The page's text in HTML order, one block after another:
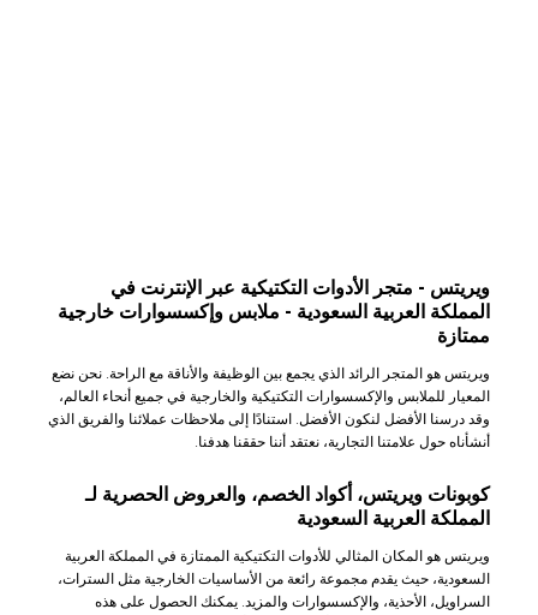
ويريتس - متجر الأدوات التكتيكية عبر الإنترنت في
المملكة العربية السعودية - ملابس وإكسسوارات خارجية
ممتازة
ويريتس هو المتجر الرائد الذي يجمع بين الوظيفة والأناقة مع الراحة. نحن نضع
المعيار للملابس والإكسسوارات التكتيكية والخارجية في جميع أنحاء العالم،
وقد درسنا الأفضل لنكون الأفضل. استنادًا إلى ملاحظات عملائنا والفريق الذي
أنشأناه حول علامتنا التجارية، نعتقد أننا حققنا هدفنا.
كوبونات ويريتس، أكواد الخصم، والعروض الحصرية لـ
المملكة العربية السعودية
ويريتس هو المكان المثالي للأدوات التكتيكية الممتازة في المملكة العربية
السعودية، حيث يقدم مجموعة رائعة من الأساسيات الخارجية مثل السترات،
السراويل، الأحذية، والإكسسوارات والمزيد. يمكنك الحصول على هذه